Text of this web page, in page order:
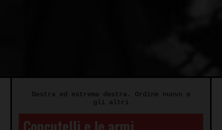
Destra ed estrema destra. Ordine nuovo e
gli altri